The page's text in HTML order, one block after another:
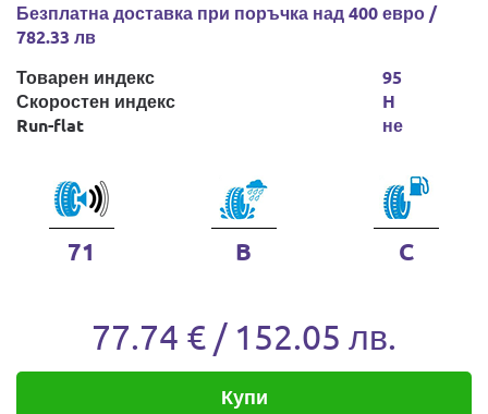
Безплатна доставка при поръчка над 400 евро /
782.33 лв
Товарен индекс
Скоростен индекс
Run-flat
95
H
не
71 B C
77.74 € / 152.05 лв.
Купи